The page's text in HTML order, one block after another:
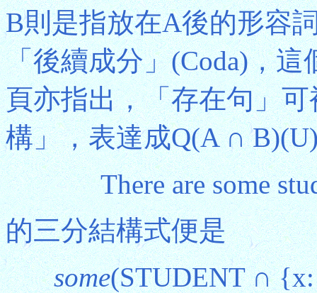
B則是指放在A後的形容
「後續成分」(Coda)，
頁亦指出，「存在句」
構」，表達成Q(A ∩
There are some
的三分結構式便是
some(STUDENT ∩